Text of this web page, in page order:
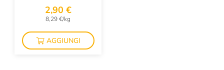
La Bottega Del Tortellante
La Gastronomia Di Eataly
2,90 €
8,29 €/kg
AGGIUNGI